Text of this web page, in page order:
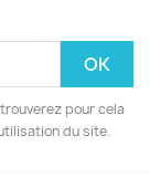
pour cela
du site.